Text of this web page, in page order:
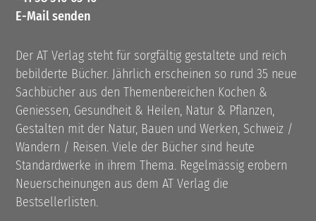
E-Mail senden
Der AT Verlag steht für sorgfältig gestaltete und reich
bebilderte Bücher. Jährlich erscheinen so rund 35 neue
Sachbücher aus den Themenbereichen Kochen &
Geniessen, Gesundheit & Heilen, Natur & Pflanzen,
Gestalten mit der Natur, Bauen und Werken, Schweiz /
Wandern / Reisen. Viele der Bücher sind heute
Standardwerke in ihrem Thema. Regelmässig erobern
Neuerscheinungen aus dem AT Verlag die
Bestsellerlisten.